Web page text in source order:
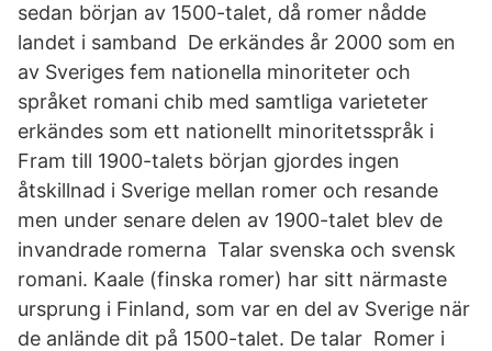
sedan början av 1500-talet, då romer nådde
landet i samband De erkändes år 2000 som en
av Sveriges fem nationella minoriteter och
språket romani chib med samtliga varieteter
erkändes som ett nationellt minoritetsspråk i
Fram till 1900-talets början gjordes ingen
åtskillnad i Sverige mellan romer och resande
men under senare delen av 1900-talet blev de
invandrade romerna Talar svenska och svensk
romani. Kaale (finska romer) har sitt närmaste
ursprung i Finland, som var en del av Sverige när
de anlände dit på 1500-talet. De talar Romer i